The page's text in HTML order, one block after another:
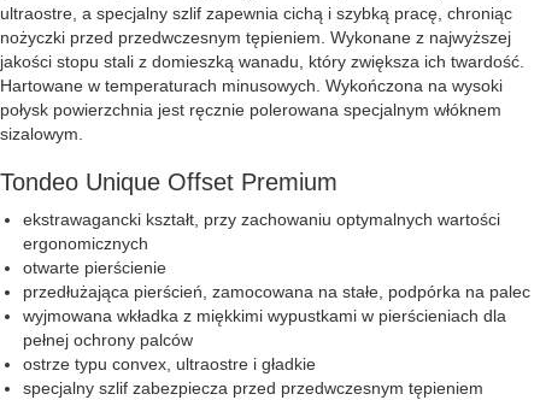
ultraostre, a specjalny szlif zapewnia cichą i szybką pracę, chroniąc
nożyczki przed przedwczesnym tępieniem. Wykonane z najwyższej
jakości stopu stali z domieszką wanadu, który zwiększa ich twardość.
Hartowane w temperaturach minusowych. Wykończona na wysoki
połysk powierzchnia jest ręcznie polerowana specjalnym włóknem
sizalowym.
Tondeo Unique Offset Premium
ekstrawagancki kształt, przy zachowaniu optymalnych wartości
ergonomicznych
otwarte pierścienie
przedłużająca pierścień, zamocowana na stałe, podpórka na palec
wyjmowana wkładka z miękkimi wypustkami w pierścieniach dla
pełnej ochrony palców
ostrze typu convex, ultraostre i gładkie
specjalny szlif zabezpiecza przed przedwczesnym tępieniem